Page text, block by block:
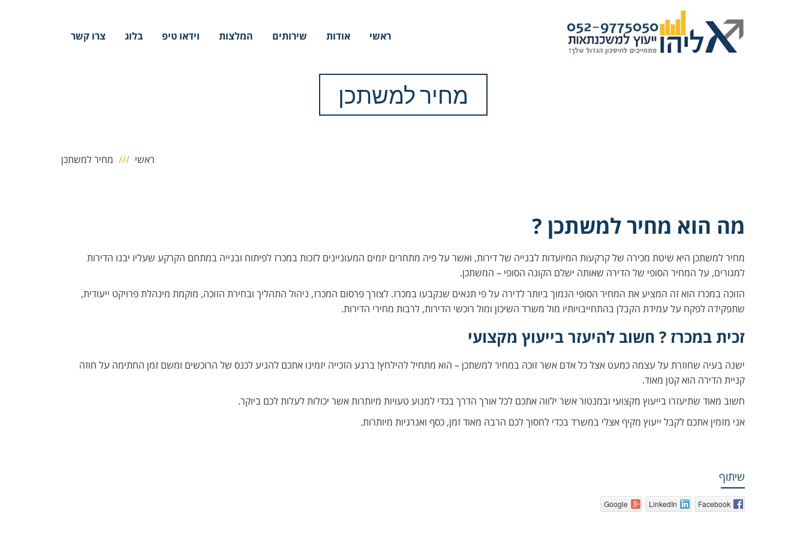
ראשי אודות שירותים המלצות וידאו טיפ בלוג צרו קשר
מחיר למשתכן
ראשי מחיר למשתכן
מה הוא מחיר למשתכן ?
מחיר למשתכן היא שיטת מכירה של קרקעות המיועדות לבנייה של דירות, ואשר על פיה מתחרים יזמים המעוניינים לזכות במכרז לפיתוח ובנייה במתחם הקרקע שעליו יבנו הדירות
למגורים, על המחיר הסופי של הדירה שאותה ישלם הקונה הסופי – המשתכן.
הזוכה במכרז הוא זה המציע את המחיר הסופי הנמוך ביותר לדירה על פי תנאים שנקבעו במכרז. לצורך פרסום המכרז, ניהול התהליך ובחירת הזוכה, מוקמת מינהלת פרויקט ייעודית,
שתפקידה לפקח על עמידת הקבלן בהתחייבויותיו מול משרד השיכון ומול רוכשי הדירות, לרבות מחירי הדירות.
זכית במכרז ? חשוב להיעזר בייעוץ מקצועי
ישנה בעיה שחוזרת על עצמה כמעט אצל כל אדם אשר זוכה במחיר למשתכן – הוא מתחיל להילחץ! ברגע הזכייה יזמינו אתכם להגיע לכנס של הרוכשים ומשם זמן החתימה על חוזה
קניית הדירה הוא קטן מאוד.
חשוב מאוד שתיעזרו בייעוץ מקצועי ובמנטור אשר ילווה אתכם לכל אורך הדרך בכדי למנוע טעויות מיותרות אשר יכולות לעלות לכם ביוקר.
אני מזמין אתכם לקבל ייעוץ מקיף אצלי במשרד בכדי לחסוך לכם הרבה מאוד זמן, כסף ואנרגיות מיותרות.
שיתוף
Facebook
LinkedIn
Google